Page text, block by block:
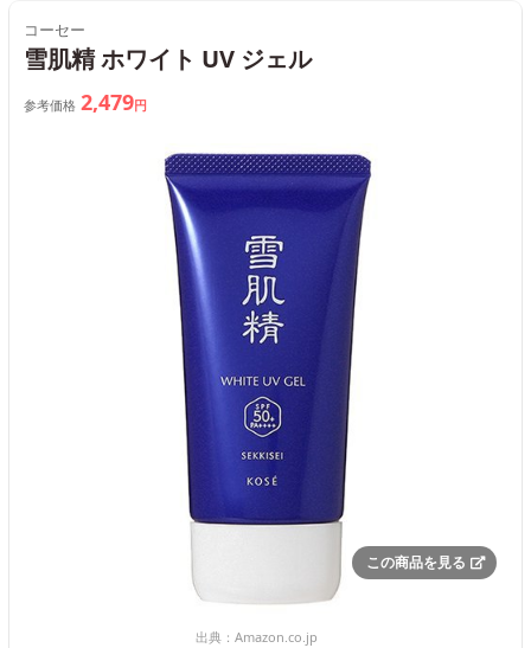
コーセー
雪肌精 ホワイト UV ジェル
参考価格 2,479円
この商品を見る
出典： Amazon.co.jp